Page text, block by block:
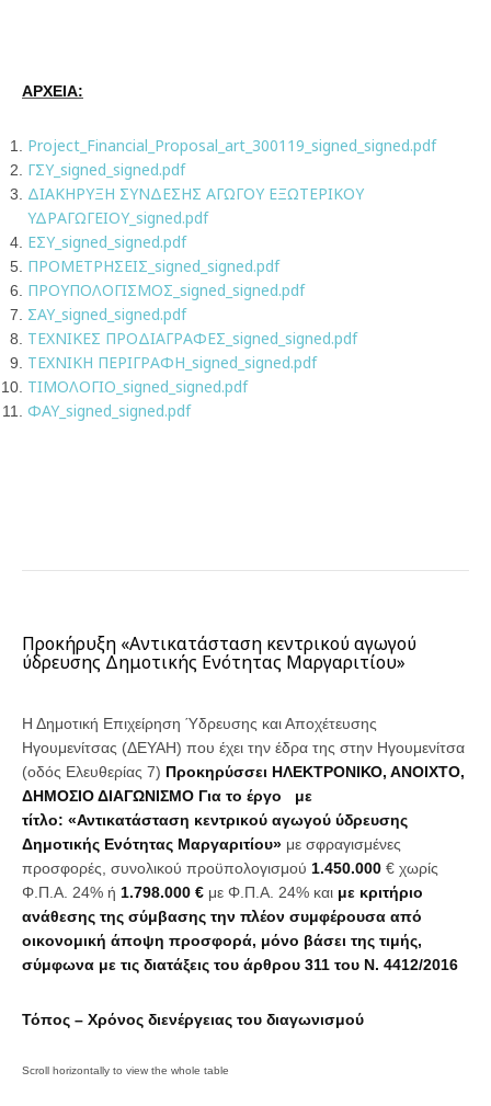
ΑΡΧΕΙΑ:
Project_Financial_Proposal_art_300119_signed_signed.pdf
ΓΣΥ_signed_signed.pdf
ΔΙΑΚΗΡΥΞΗ ΣΥΝΔΕΣΗΣ ΑΓΩΓΟΥ ΕΞΩΤΕΡΙΚΟΥ
ΥΔΡΑΓΩΓΕΙΟΥ_signed.pdf
ΕΣΥ_signed_signed.pdf
ΠΡΟΜΕΤΡΗΣΕΙΣ_signed_signed.pdf
ΠΡΟΥΠΟΛΟΓΙΣΜΟΣ_signed_signed.pdf
ΣΑΥ_signed_signed.pdf
ΤΕΧΝΙΚΕΣ ΠΡΟΔΙΑΓΡΑΦΕΣ_signed_signed.pdf
ΤΕΧΝΙΚΗ ΠΕΡΙΓΡΑΦΗ_signed_signed.pdf
ΤΙΜΟΛΟΓΙΟ_signed_signed.pdf
ΦΑΥ_signed_signed.pdf
Προκήρυξη «Αντικατάσταση κεντρικού αγωγού
ύδρευσης Δημοτικής Ενότητας Μαργαριτίου»
Η Δημοτική Επιχείρηση Ύδρευσης και Αποχέτευσης
Ηγουμενίτσας (ΔΕΥΑΗ) που έχει την έδρα της στην Ηγουμενίτσα
(οδός Ελευθερίας 7) Προκηρύσσει ΗΛΕΚΤΡΟΝΙΚΟ, ΑΝΟΙΧΤΟ,
ΔΗΜΟΣΙΟ ΔΙΑΓΩΝΙΣΜΟ Για το έργο με
τίτλο: «Αντικατάσταση κεντρικού αγωγού ύδρευσης
Δημοτικής Ενότητας Μαργαριτίου» με σφραγισμένες
προσφορές, συνολικού προϋπολογισμού 1.450.000 € χωρίς
Φ.Π.Α. 24% ή 1.798.000 € με Φ.Π.Α. 24% και με κριτήριο
ανάθεσης της σύμβασης την πλέον συμφέρουσα από
οικονομική άποψη προσφορά, μόνο βάσει της τιμής,
σύμφωνα με τις διατάξεις του άρθρου 311 του Ν. 4412/2016
Τόπος – Χρόνος διενέργειας του διαγωνισμού